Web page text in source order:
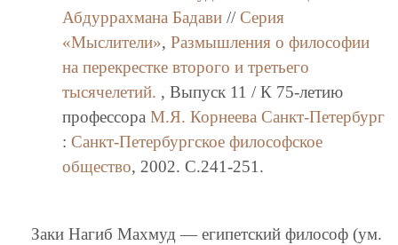
Абдуррахмана Бадави // Серия
«Мыслители», Размышления о философии
на перекрестке второго и третьего
тысячелетий. , Выпуск 11 / К 75-летию
профессора М.Я. Корнеева Санкт-Петербург
: Санкт-Петербургское философское
общество, 2002. C.241-251.
Заки Нагиб Махмуд — египетский философ (ум.